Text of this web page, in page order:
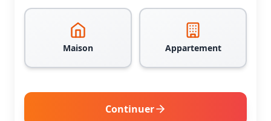
Maison Appartement
Continuer